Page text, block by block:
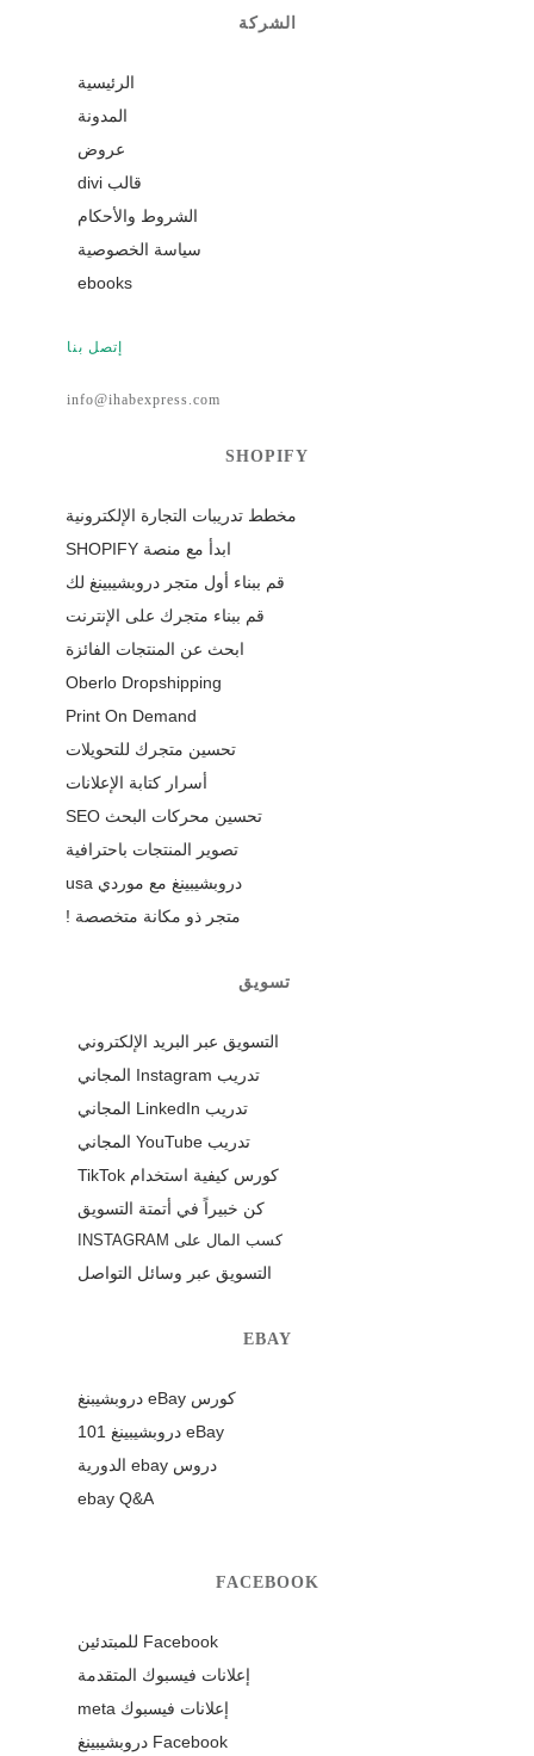
الشركة
الرئيسية
المدونة
عروض
قالب divi
الشروط والأحكام
سياسة الخصوصية
ebooks
إتصل بنا
info@ihabexpress.com
SHOPIFY
مخطط تدريبات التجارة الإلكترونية
ابدأ مع منصة SHOPIFY
قم ببناء أول متجر دروبشيبينغ لك
قم ببناء متجرك على الإنترنت
ابحث عن المنتجات الفائزة
Oberlo Dropshipping
Print On Demand
تحسين متجرك للتحويلات
أسرار كتابة الإعلانات
تحسين محركات البحث SEO
تصوير المنتجات باحترافية
دروبشيبينغ مع موردي usa
متجر ذو مكانة متخصصة !
تسويق
التسويق عبر البريد الإلكتروني
تدريب Instagram المجاني
تدريب LinkedIn المجاني
تدريب YouTube المجاني
كورس كيفية استخدام TikTok
كن خبيراً في أتمتة التسويق
كسب المال على INSTAGRAM
التسويق عبر وسائل التواصل
EBAY
كورس eBay دروبشيبنغ
eBay دروبشيبينغ 101
دروس ebay الدورية
ebay Q&A
FACEBOOK
Facebook للمبتدئين
إعلانات فيسبوك المتقدمة
إعلانات فيسبوك meta
Facebook دروبشيبينغ